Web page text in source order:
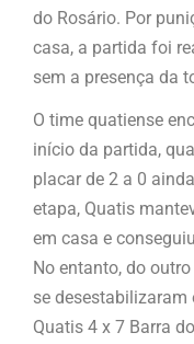
do Rosário. Por
casa, a partida foi
sem a presença da
O time quatiense
início da partida,
placar de 2 a 0
etapa, Quatis
em casa e
No entanto, do
se
Quatis 4 x 7 Barra